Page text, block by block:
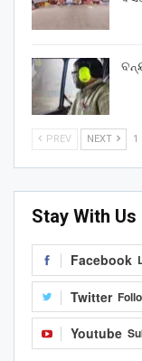
PREV NEXT 1
Stay With Us
Facebook
Twitter
Youtube